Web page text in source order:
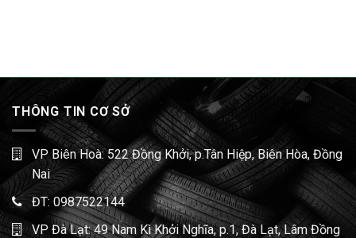
THÔNG TIN CƠ SỞ
VP Biên Hoà: 522 Đồng Khởi, p.Tân Hiệp, Biên Hòa, Đồng
Nai
ĐT: 0987522144
VP Đà Lạt: 49 Nam Kì Khởi Nghĩa, p.1, Đà Lạt, Lâm Đồng